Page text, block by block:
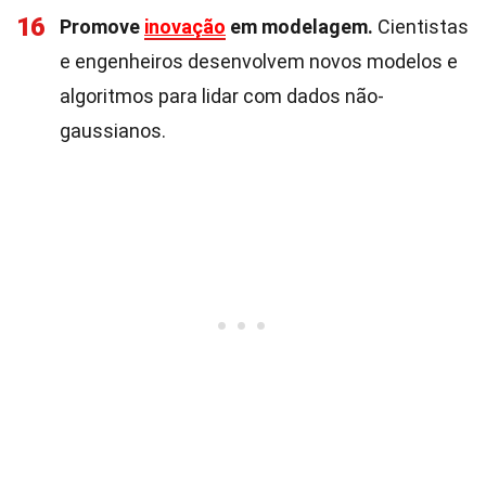
16 Promove inovação em modelagem. Cientistas
e engenheiros desenvolvem novos modelos e
algoritmos para lidar com dados não-
gaussianos.